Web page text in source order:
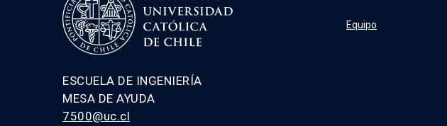
ESCUELA DE INGENIERÍA
MESA DE AYUDA
7500@uc.cl
Equipo